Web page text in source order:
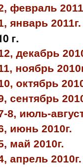
февраль
январь 2011г.
г.
декабрь
ноябрь
октябрь
сентябрь
8, июль-
июнь 2010г.
май 2010г.
апрель 2010г.